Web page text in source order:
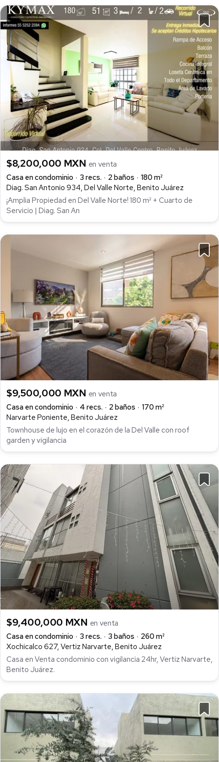
$8,200,000 MXN en venta
Casa en condominio
3 recs. 2 baños
180 m²
Diag. San Antonio 934, Del Valle Norte, Benito Juárez
¡Amplia Propiedad en Del Valle Norte! 180 m² + Cuarto de
Servicio | Diag. San An
$9,500,000 MXN en venta
Casa en condominio
4 recs. 2 baños
170 m²
Narvarte Poniente, Benito Juárez
Townhouse de lujo en el corazón de la Del Valle con roof
garden y vigilancia
$9,400,000 MXN en venta
Casa en condominio
3 recs. 3 baños
260 m²
Xochicalco 627, Vertiz Narvarte, Benito Juárez
Casa en Venta condominio con vigilancia 24hr, Vertiz Narvarte,
Benito Juárez.